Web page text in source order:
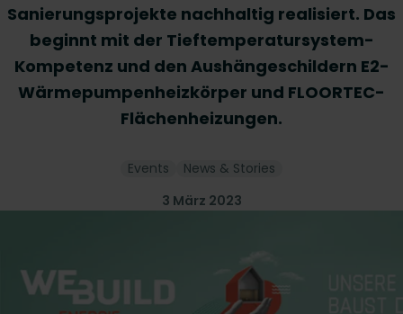
Sanierungsprojekte nachhaltig realisiert. Das
beginnt mit der Tieftemperatursystem-
Kompetenz und den Aushängeschildern E2-
Wärmepumpenheizkörper und FLOORTEC-
Flächenheizungen.
Events
News & Stories
3 März 2023